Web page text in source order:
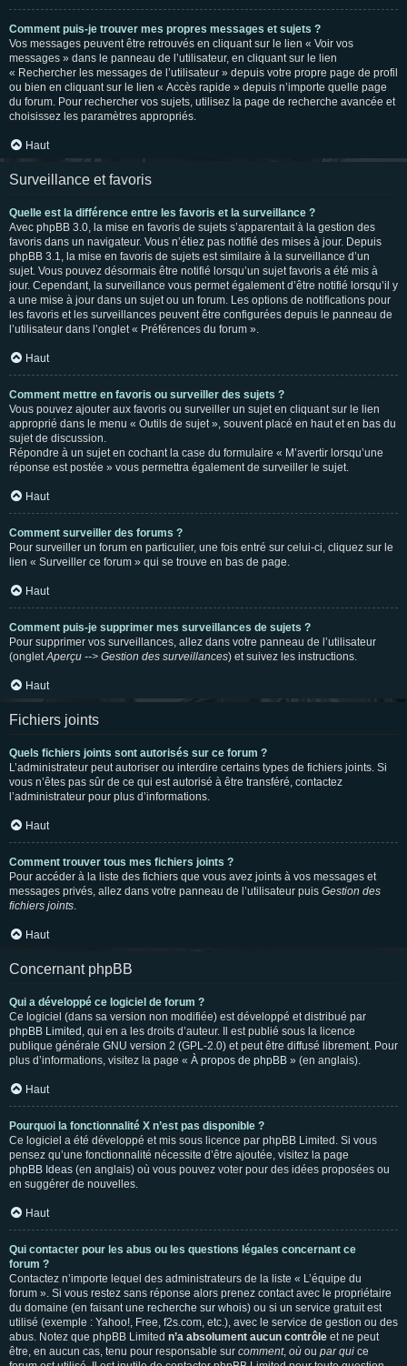
Comment puis-je trouver mes propres messages et sujets ?
Vos messages peuvent être retrouvés en cliquant sur le lien « Voir vos
messages » dans le panneau de l’utilisateur, en cliquant sur le lien
« Rechercher les messages de l’utilisateur » depuis votre propre page de profil
ou bien en cliquant sur le lien « Accès rapide » depuis n’importe quelle page
du forum. Pour rechercher vos sujets, utilisez la page de recherche avancée et
choisissez les paramètres appropriés.
Haut
Surveillance et favoris
Quelle est la différence entre les favoris et la surveillance ?
Avec phpBB 3.0, la mise en favoris de sujets s’apparentait à la gestion des
favoris dans un navigateur. Vous n’étiez pas notifié des mises à jour. Depuis
phpBB 3.1, la mise en favoris de sujets est similaire à la surveillance d’un
sujet. Vous pouvez désormais être notifié lorsqu’un sujet favoris a été mis à
jour. Cependant, la surveillance vous permet également d’être notifié lorsqu’il y
a une mise à jour dans un sujet ou un forum. Les options de notifications pour
les favoris et les surveillances peuvent être configurées depuis le panneau de
l’utilisateur dans l’onglet « Préférences du forum ».
Haut
Comment mettre en favoris ou surveiller des sujets ?
Vous pouvez ajouter aux favoris ou surveiller un sujet en cliquant sur le lien
approprié dans le menu « Outils de sujet », souvent placé en haut et en bas du
sujet de discussion.
Répondre à un sujet en cochant la case du formulaire « M’avertir lorsqu’une
réponse est postée » vous permettra également de surveiller le sujet.
Haut
Comment surveiller des forums ?
Pour surveiller un forum en particulier, une fois entré sur celui-ci, cliquez sur le
lien « Surveiller ce forum » qui se trouve en bas de page.
Haut
Comment puis-je supprimer mes surveillances de sujets ?
Pour supprimer vos surveillances, allez dans votre panneau de l’utilisateur
(ongletAperçu --> Gestion des surveillances) et suivez les instructions.
Haut
Fichiers joints
Quels fichiers joints sont autorisés sur ce forum ?
L’administrateur peut autoriser ou interdire certains types de fichiers joints. Si
vous n’êtes pas sûr de ce qui est autorisé à être transféré, contactez
l’administrateur pour plus d’informations.
Haut
Comment trouver tous mes fichiers joints ?
Pour accéder à la liste des fichiers que vous avez joints à vos messages et
messages privés, allez dans votre panneau de l’utilisateur puis Gestion des
fichiers joints.
Haut
Concernant phpBB
Qui a développé ce logiciel de forum ?
Ce logiciel (dans sa version non modifiée) est développé et distribué par
phpBB Limited , qui en a les droits d’auteur. Il est publié sous la licence
publique générale GNU version 2 (GPL-2.0) et peut être diffusé librement. Pour
plus d’informations, visitez la page « À propos de phpBB » (en anglais).
Haut
Pourquoi la fonctionnalité X n’est pas disponible ?
Ce logiciel a été développé et mis sous licence par phpBB Limited. Si vous
pensez qu’une fonctionnalité nécessite d’être ajoutée, visitez la page
phpBB Ideas (en anglais) où vous pouvez voter pour des idées proposées ou
en suggérer de nouvelles.
Haut
Qui contacter pour les abus ou les questions légales concernant ce
forum ?
Contactez n’importe lequel des administrateurs de la liste « L’équipe du
forum ». Si vous restez sans réponse alors prenez contact avec le propriétaire
du domaine (en faisant une recherche sur whois) ou si un service gratuit est
utilisé (exemple : Yahoo!, Free, f2s.com, etc.), avec le service de gestion ou des
abus. Notez que phpBB Limited n’a absolument aucun contrôle et ne peut
être, en aucun cas, tenu pour responsable sur comment, où ou par qui ce